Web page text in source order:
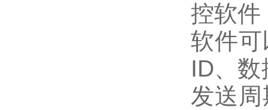
控软件
软件
ID、
发送